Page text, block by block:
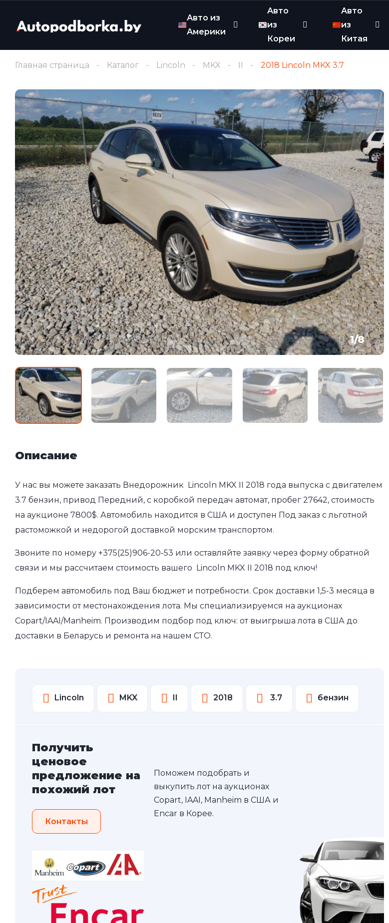
Авто из
Америки
Авто
из
Кореи
Авто
из
Китая
Главная страница Каталог Lincoln MKX II 2018 Lincoln MKX 3.7
1/8
Описание
У нас вы можете заказать Внедорожник Lincoln MKX II 2018 года выпуска с двигателем
3.7 бензин, привод Передний, с коробкой передач автомат, пробег 27642, стоимость
на аукционе 7800$. Автомобиль находится в США и доступен Под заказ с льготной
растоможкой и недорогой доставкой морским транспортом.
Звоните по номеру +375(25)906-20-53 или оставляйте заявку через форму обратной
связи и мы рассчитаем стоимость вашего Lincoln MKX II 2018 под ключ!
Подберем автомобиль под Ваш бюджет и потребности. Срок доставки 1,5-3 месяца в
зависимости от местонахождения лота. Мы специализируемся на аукционах
Copart/IAAI/Manheim. Производим подбор под ключ: от выигрыша лота в США до
доставки в Беларусь и ремонта на нашем СТО.
Lincoln MKX II 2018 3.7 бензин
Получить
ценовое
предложение на
похожий лот
Контакты
Поможем подобрать и
выкупить лот на аукционах
Copart, IAAI, Manheim в США и
Encar в Корее.